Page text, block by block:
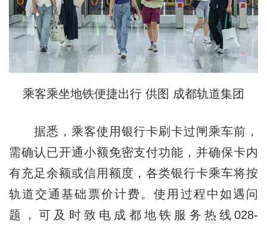
乘客乘坐地铁便捷出行 供图 成都轨道集团
据悉，乘客使用银行卡刷卡过闸乘车前，
需确认已开通小额免密支付功能，并确保卡内
有充足余额或信用额度，各类银行卡乘车将按
轨道交通基础票价计费。使用过程中如遇问
题，可及时致电成都地铁服务热线028-